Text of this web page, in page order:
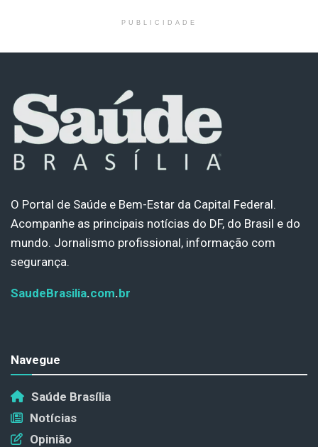
PUBLICIDADE
O Portal de Saúde e Bem-Estar da Capital Federal.
Acompanhe as principais notícias do DF, do Brasil e do
mundo. Jornalismo profissional, informação com
segurança.
SaudeBrasilia.com.br
Navegue
Saúde Brasília
Notícias
Opinião